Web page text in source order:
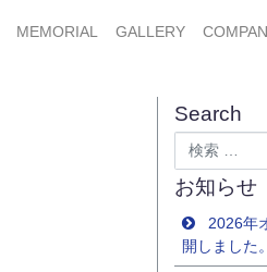
MEMORIAL GALLERY
Search
検索
お知らせ
2026年
開しました。